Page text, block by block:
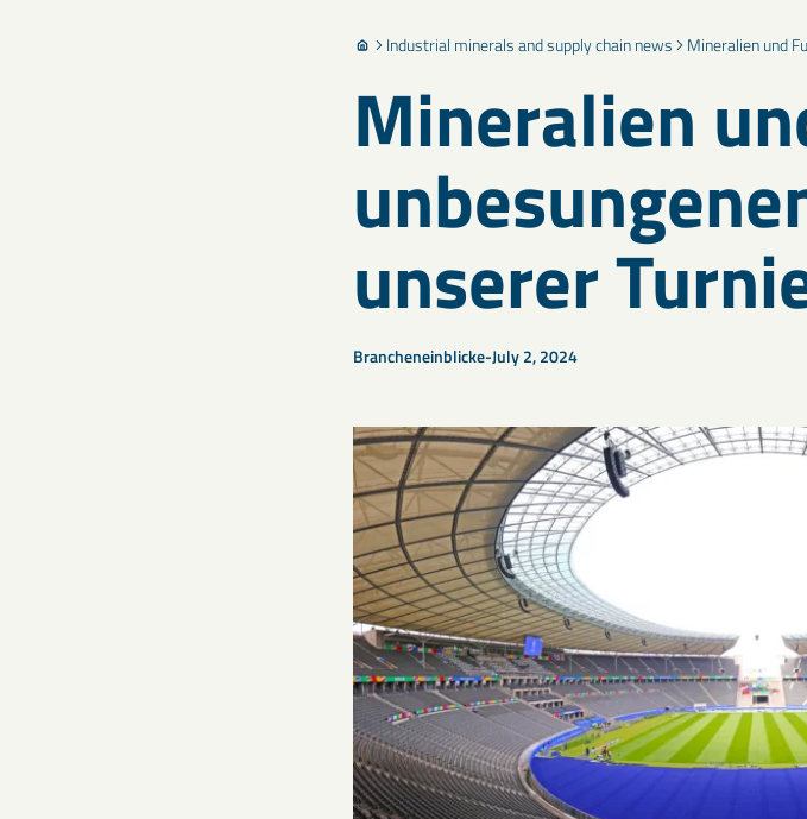
Industrial minerals and supply chain news Mineralien und
Mineralien
unserer
Brancheneinblicke July 2, 2024